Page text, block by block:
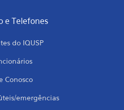
e Telefones
do IQUSP
Conosco
emergências